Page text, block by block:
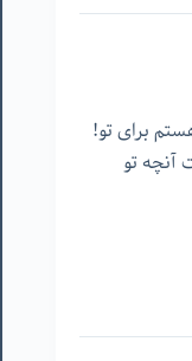
برای تو!
آنچه تو